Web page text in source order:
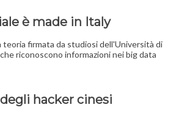
è made in Italy
firmata da studiosi dell'Università di
riconoscono informazioni nei big data
hacker cinesi